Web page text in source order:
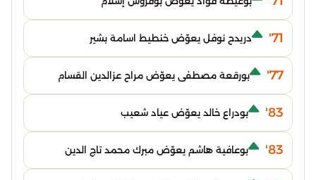
71' دريدح نوفل يعوّض خنطيط اسامة بشير
77' بورقعة مصطفى يعوّض مراح عزالدين القسام
83' بودراع خالد يعوّض عياد شعيب
83' بوعافية هاشم يعوّض مبرك محمد تاج الدين